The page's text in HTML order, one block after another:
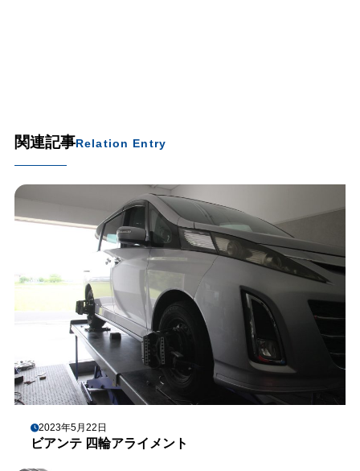
関連記事Relation Entry
2023年5月22日
ビアンテ 四輪アライメント